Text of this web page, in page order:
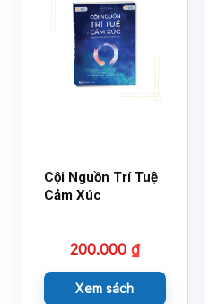
Cội Nguồn Trí Tuệ
Cảm Xúc
200.000 ₫
Xem sách